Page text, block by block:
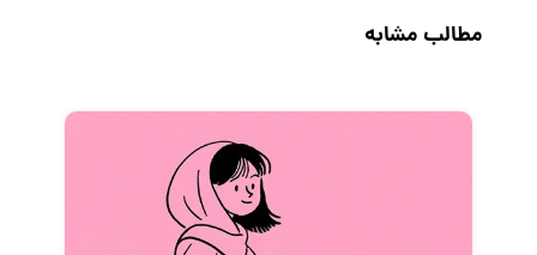
رزومه
فریلنسر
مطالب مشابه